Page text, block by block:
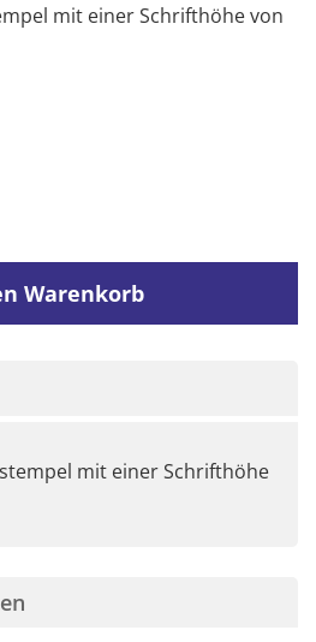
mit einer Schrifthöhe von
Warenkorb
mit einer Schrifthöhe